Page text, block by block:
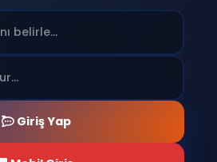
Bağlan
adını seç ve sohbet evrenine